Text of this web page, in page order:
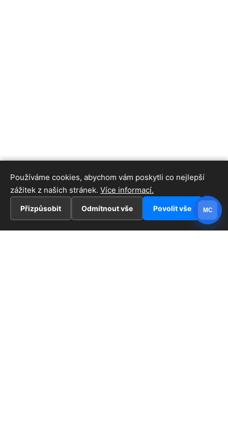
Používáme cookies, abychom vám poskytli co nejlepší
zážitek z našich stránek. Více informací.
Přizpůsobit Odmítnout vše Povolit vše MC